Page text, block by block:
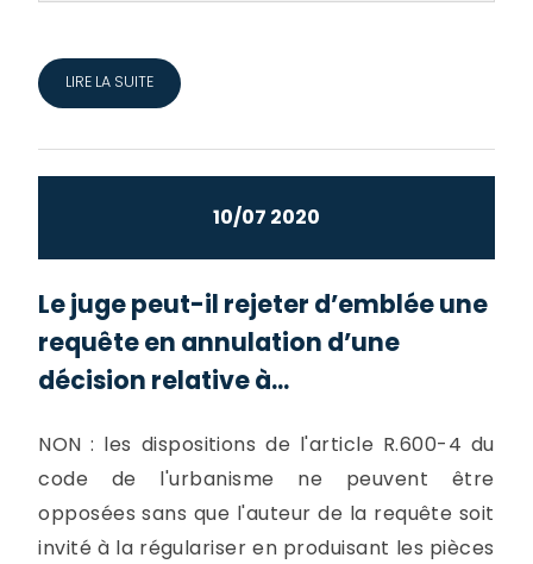
LIRE LA SUITE
10/07 2020
Le juge peut-il rejeter d’emblée une
requête en annulation d’une
décision relative à...
NON : les dispositions de l'article R.600-4 du
code de l'urbanisme ne peuvent être
opposées sans que l'auteur de la requête soit
invité à la régulariser en produisant les pièces